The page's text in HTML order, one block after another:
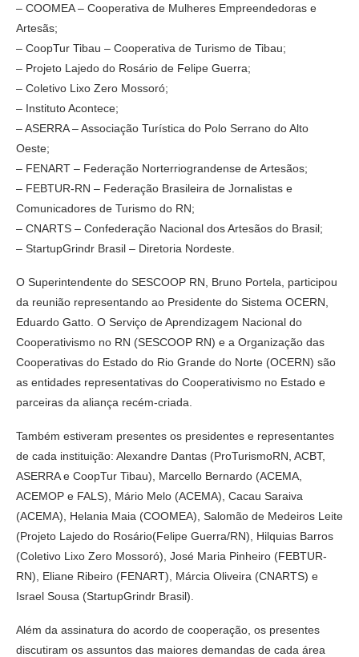
– COOMEA – Cooperativa de Mulheres Empreendedoras e
Artesãs;
– CoopTur Tibau – Cooperativa de Turismo de Tibau;
– Projeto Lajedo do Rosário de Felipe Guerra;
– Coletivo Lixo Zero Mossoró;
– Instituto Acontece;
– ASERRA – Associação Turística do Polo Serrano do Alto
Oeste;
– FENART – Federação Norterriograndense de Artesãos;
– FEBTUR-RN – Federação Brasileira de Jornalistas e
Comunicadores de Turismo do RN;
– CNARTS – Confederação Nacional dos Artesãos do Brasil;
– StartupGrindr Brasil – Diretoria Nordeste.
O Superintendente do SESCOOP RN, Bruno Portela, participou
da reunião representando ao Presidente do Sistema OCERN,
Eduardo Gatto. O Serviço de Aprendizagem Nacional do
Cooperativismo no RN (SESCOOP RN) e a Organização das
Cooperativas do Estado do Rio Grande do Norte (OCERN) são
as entidades representativas do Cooperativismo no Estado e
parceiras da aliança recém-criada.
Também estiveram presentes os presidentes e representantes
de cada instituição: Alexandre Dantas (ProTurismoRN, ACBT,
ASERRA e CoopTur Tibau), Marcello Bernardo (ACEMA,
ACEMOP e FALS), Mário Melo (ACEMA), Cacau Saraiva
(ACEMA), Helania Maia (COOMEA), Salomão de Medeiros Leite
(Projeto Lajedo do Rosário(Felipe Guerra/RN), Hilquias Barros
(Coletivo Lixo Zero Mossoró), José Maria Pinheiro (FEBTUR-
RN), Eliane Ribeiro (FENART), Márcia Oliveira (CNARTS) e
Israel Sousa (StartupGrindr Brasil).
Além da assinatura do acordo de cooperação, os presentes
discutiram os assuntos das maiores demandas de cada área